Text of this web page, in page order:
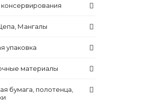
консервирования
Мангалы
упаковка
материалы
бумага, полотенца,